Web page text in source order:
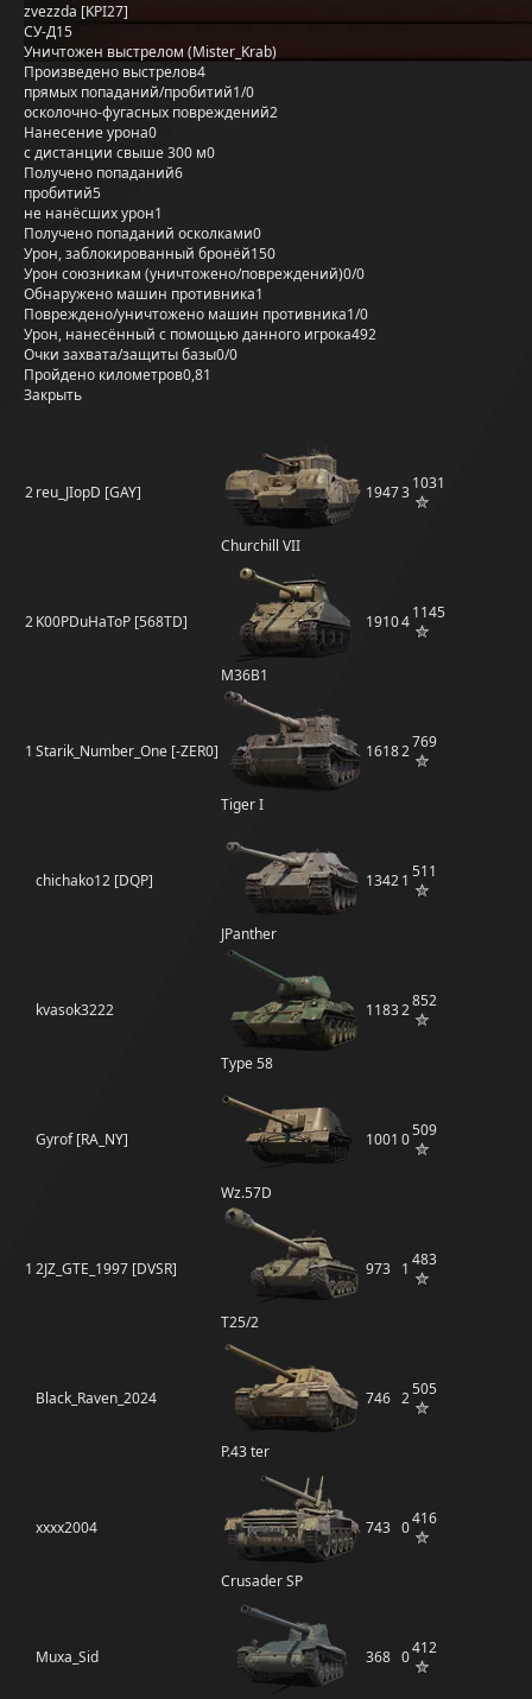
zvezzda [KPI27]
СУ-Д15
Уничтожен выстрелом (Mister_Krab)
Произведено выстрелов4
прямых попаданий/пробитий1/0
осколочно-фугасных повреждений2
Нанесение урона0
с дистанции свыше 300 м0
Получено попаданий6
пробитий5
не нанёсших урон1
Получено попаданий осколками0
Урон, заблокированный бронёй150
Урон союзникам (уничтожено/повреждений)0/0
Обнаружено машин противника1
Повреждено/уничтожено машин противника1/0
Урон, нанесённый с помощью данного игрока492
Очки захвата/защиты базы0/0
Пройдено километров0,81
Закрыть
2reu_JIopD [GAY]
Churchill VII
194731031
2K00PDuHaToP [568TD]
M36B1
191041145
1 Starik_Number_One [-ZER0]
Tiger I
16182769
chichako12 [DQP]
JPanther
13421 511
kvasok3222
Type 58
11832852
Gyrof [RA_NY]
Wz.57D
1001 0509
1 2JZ_GTE_1997 [DVSR]
T25/2
973 1 483
Black_Raven_2024
P.43 ter
746 2505
xxxx2004
Crusader SP
743 0416
Muxa_Sid 368 0412